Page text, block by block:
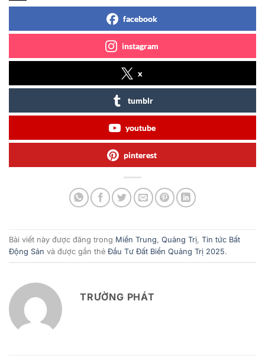
facebook
instagram
x
tumblr
youtube
pinterest
Bài viết này được đăng trong Miền Trung, Quảng Trị, Tin tức Bất
Động Sản và được gắn thẻ Đầu Tư Đất Biển Quảng Trị 2025.
TRƯỜNG PHÁT